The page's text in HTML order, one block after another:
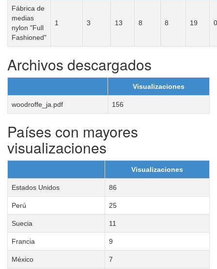
Fábrica de
medias
nylon "Full
Fashioned"
1 3 13 8 8 19 0
Archivos descargados
Visualizaciones
woodroffe_ja.pdf 156
Países con mayores
visualizaciones
Visualizaciones
Estados Unidos 86
Perú 25
Suecia 11
Francia 9
México 7